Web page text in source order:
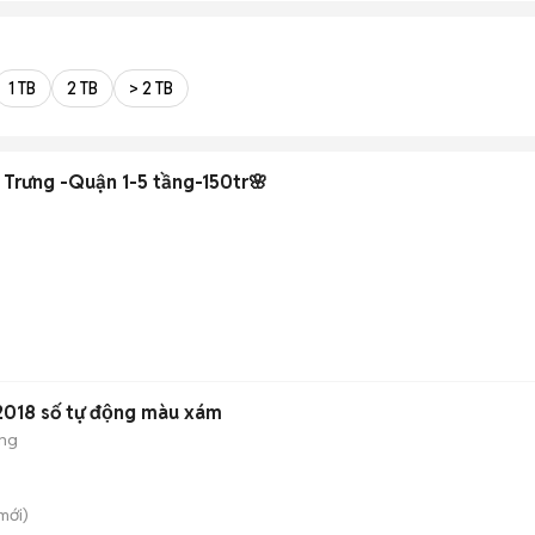
1 TB 2 TB > 2 TB
-Quận 1-5 tầng-150tr🌸
số tự động màu xám